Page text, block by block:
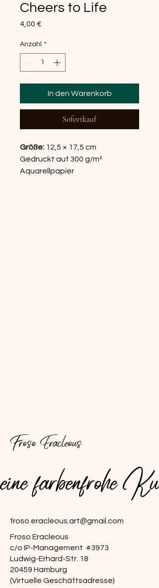
Cheers to Life
4,00 €
Anzahl *
In den Warenkorb
Sofortkauf
Größe: 12,5 × 17,5 cm
Gedruckt auf 300 g/m²
Aquarellpapier
Froso Eracleous
farbenfrohe
farbenfrohe
froso.eracleous.art@gmail.com
Froso Eracleous
c/o IP-Management #3973
Ludwig-Erhard-Str. 18
20459 Hamburg
(Virtuelle Geschäftsadresse)